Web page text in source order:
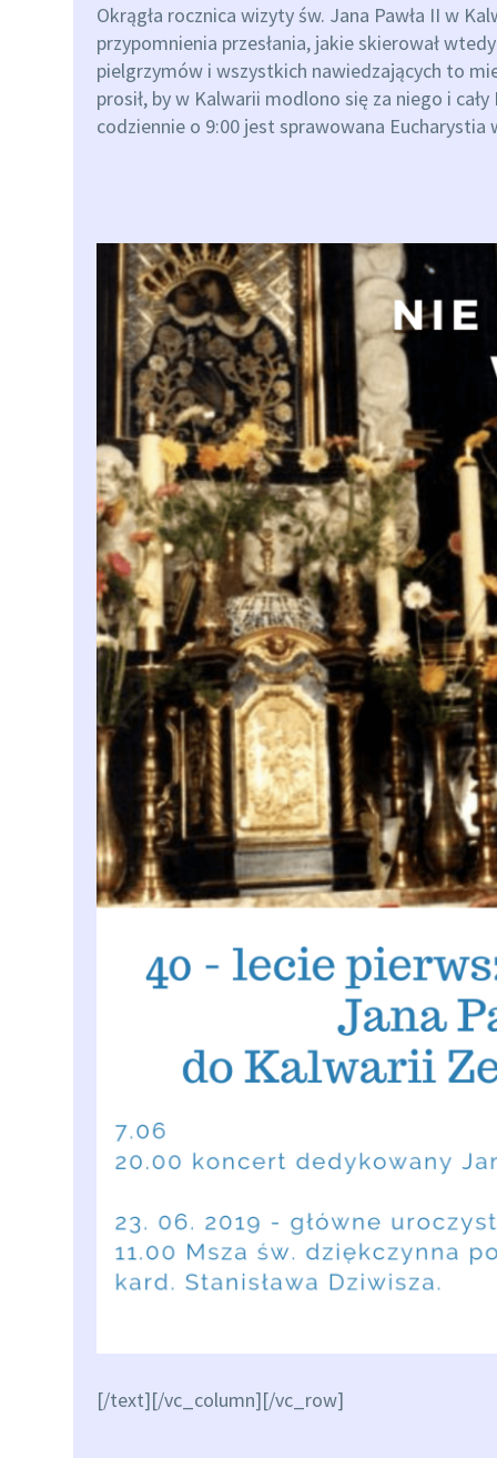
Okrągła rocznica wizyty św. Jana Pawła II w
przypomnienia przesłania, jakie skierował
pielgrzymów i wszystkich nawiedzających to
prosił, by w Kalwarii modlono się za niego i
codziennie o 9:00 jest sprawowana
[/text][/vc_column][/vc_row]